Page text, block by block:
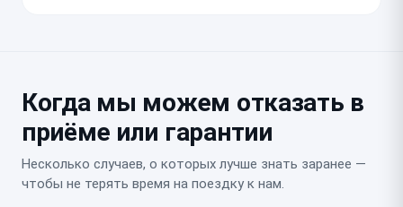
Когда мы можем отказать в
приёме или гарантии
Несколько случаев, о которых лучше знать заранее —
чтобы не терять время на поездку к нам.